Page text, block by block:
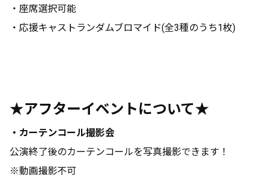
・座席選択可能
・応援キャストランダムブロマイド(全3種のうち1枚)
★アフターイベントについて★
・カーテンコール撮影会
公演終了後のカーテンコールを写真撮影できます！
※動画撮影不可